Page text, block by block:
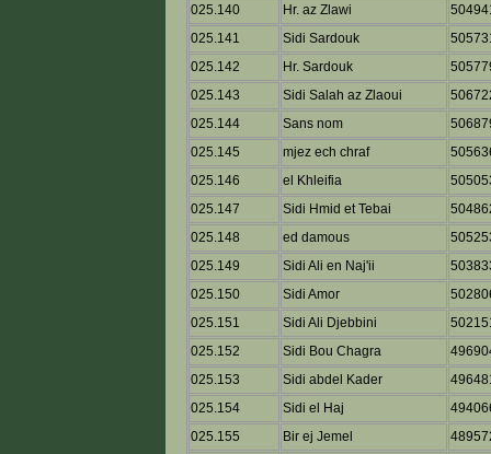
025.140
Hr. az Zlawi
025.141
Sidi Sardouk
025.142
Hr. Sardouk
025.143
Sidi Salah az Zlaoui
025.144
Sans nom
025.145
mjez ech chraf
025.146
el Khleifia
025.147
Sidi Hmid et Tebai
025.148
ed damous
025.149
Sidi Ali en Naj'ii
025.150
Sidi Amor
025.151
Sidi Ali Djebbini
025.152
Sidi Bou Chagra
025.153
Sidi abdel Kader
025.154
Sidi el Haj
025.155
Bir ej Jemel